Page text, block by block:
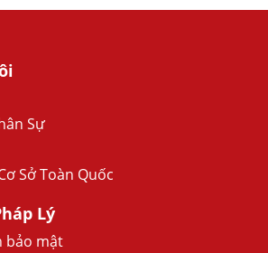
Sự
Sở Toàn Quốc
Lý
bảo mật